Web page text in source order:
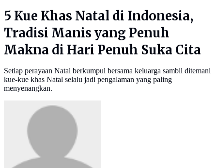
5 Kue Khas Natal di Indonesia,
Tradisi Manis yang Penuh
Makna di Hari Penuh Suka Cita
Setiap perayaan Natal berkumpul bersama keluarga sambil ditemani
kue-kue khas Natal selalu jadi pengalaman yang paling
menyenangkan.